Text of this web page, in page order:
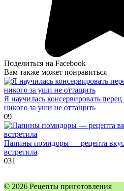
Поделиться на Facebook
Вам также может понравиться
Я научилась консервировать
никого за уши не оттащить
09
Папины помидоры — рецепта
встретила
031
© 2026 Рецепты приготовления